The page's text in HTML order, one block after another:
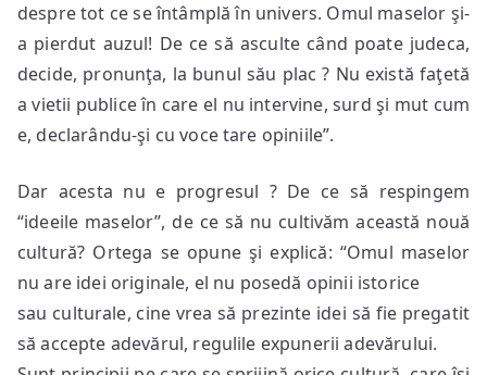
despre tot ce se întâmplă în univers. Omul maselor şi-
a pierdut auzul! De ce să asculte când poate judeca,
decide, pronunţa, la bunul său plac ? Nu există faţetă
a vietii publice în care el nu intervine, surd şi mut cum
e, declarându-şi cu voce tare opiniile”.
Dar acesta nu e progresul ? De ce să respingem
“ideeile maselor”, de ce să nu cultivăm această nouă
cultură? Ortega se opune şi explică: “Omul maselor
nu are idei originale, el nu posedă opinii istorice
sau culturale, cine vrea să prezinte idei să fie pregatit
să accepte adevărul, regulile expunerii adevărului.